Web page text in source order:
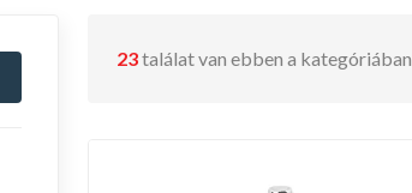
23találat van ebben a kategóriában